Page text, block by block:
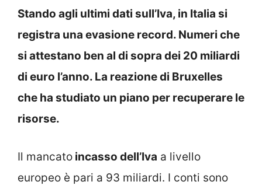
Stando agli ultimi dati sull’Iva, in Italia si
registra una evasione record. Numeri che
si attestano ben al di sopra dei 20 miliardi
di euro l’anno. La reazione di Bruxelles
che ha studiato un piano per recuperare le
risorse.
Il mancato incasso dell’Iva a livello
europeo è pari a 93 miliardi. I conti sono